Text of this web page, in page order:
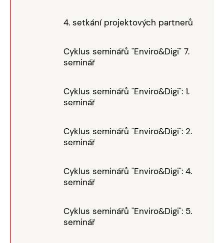
4. setkání projektových partnerů
Cyklus seminářů "Enviro&Digi" 7.
seminář
Cyklus seminářů "Enviro&Digi": 1.
seminář
Cyklus seminářů "Enviro&Digi": 2.
seminář
Cyklus seminářů "Enviro&Digi": 4.
seminář
Cyklus seminářů "Enviro&Digi": 5.
seminář